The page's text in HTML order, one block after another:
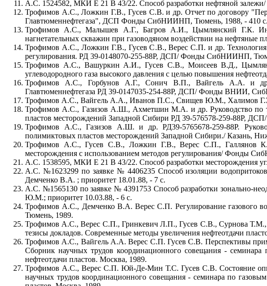
А.С. 1524582, МКИ Е 21 В 43/22. Способ разработки нефтяной
Трофимов А.С., Ложкин Г.В., Гусев С.В. и др. Отчет по договору
Главтюменнефтегаза", ДСП Фонды СибНИИНП, Тюмень, 1988, - 410 с.
Трофимов А.С., Малышев А.Г., Багров А.И., Цымлянский Г.К.
нагнетательных скважин при газоводяном воздействии на
Трофимов А.С., Ложкин Г.В., Гусев С.В., Верес С.П. и др. Технология
регулирования. РД 39-0148070-255-88Р, ДСП/ Фонды СибНИИНП,
Трофимов А.С., Вашуркин А.И., Гусев С.В., Моисеев В.Д.,
углеводородного газа высокого давления с целью повышения
Трофимов А.С., Горбунов А.Г., Сонич В.П., Вайгель А.А. и др.
Главтюменнефтегаза РД 39-0147035-254-88Р, ДСП/ Фонды ВНИИ,
Трофимов А.С., Вайгель А.А., Иванов П.С., Свищев Ю.М., Халимов Г.Э.
Трофимов А.С., Газизов А.Ш., Ахметшин М.А. и др. Руководство по
пластов месторождений Западной Сибири РД 39-576578-259-88Р,
Трофимов А.С., Газизов А.Ш. и др. РД39-5765678-259-88Р.
полимиктовых пластов месторождений Западной Сибири./ Казань,
Трофимов А.С., Гусев С.В., Ложкин Г.В., Верес С.П., Галлянов К.К.
месторождения с использованием методов регулирования/ Фонды
А.С. 1538595, МКИ Е 21 В 43/22. Способ разработки месторождения
А.С. №1623299 по заявке № 4406235 Способ изоляции
Демченко В.А. ; приоритет 18.01.88, - 7 с.
А.С. №1565130 по заявке № 4391753 Способ разработки
Ю.М.; приоритет 10.03.88, - 6 с.
Трофимов А.С., Демченко В.А. Верес С.П. Регулирование газового
Тюмень, 1989.
Трофимов А.С., Верес С.П., Гринкевич Л.П., Гусев С.В., Сурнова Т.М.,
тезисы докладов. Современные методы увеличения нефтеотдачи
Трофимов А.С., Вайгель А.А. Верес С.П. Гусев С.В. Перспективы
Сборник научных трудов координационного совещания -
нефтеотдачи пластов. Москва, 1989.
Трофимов А.С., Верес С.П. Юй-Де-Мин Т.С. Гусев С.В. Состояние
научных трудов координационного совещания - семинара по